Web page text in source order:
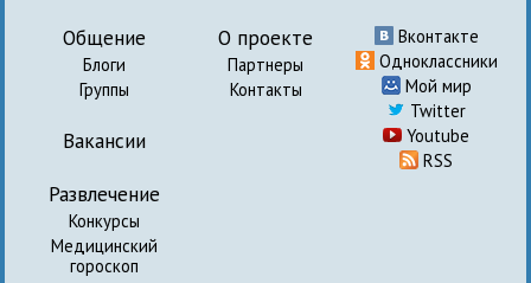
Общение
Блоги
Группы
Вакансии
Развлечение
Конкурсы
Медицинский
гороскоп
О проекте
Партнеры
Контакты
Вконтакте
Одноклассники
Мой мир
Twitter
Youtube
RSS